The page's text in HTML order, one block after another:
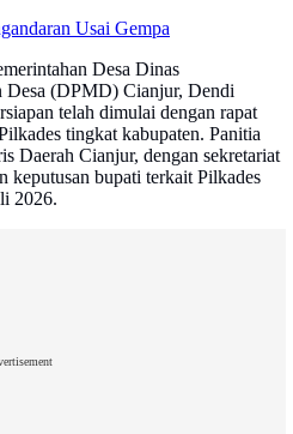
Usai Gempa
Desa Dinas
Desa (DPMD) Cianjur, Dendi
telah dimulai dengan rapat
tingkat kabupaten. Panitia
Daerah Cianjur, dengan sekretariat
keputusan bupati terkait Pilkades
2026.